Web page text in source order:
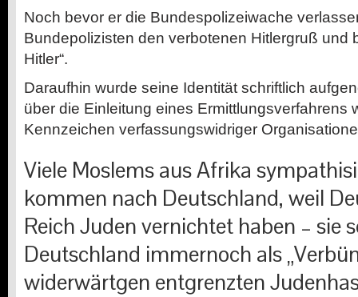
Noch bevor er die Bundespolizeiwache
Bundepolizisten den verbotenen Hitlergruß und
Hitler“.
Daraufhin wurde seine Identität schriftlich
über die Einleitung eines Ermittlungsverfahrens
Kennzeichen verfassungswidriger
Viele Moslems aus Afrika
kommen nach Deutschland, weil
Reich Juden vernichtet haben – sie
Deutschland immernoch als
widerwärtgen entgrenzten